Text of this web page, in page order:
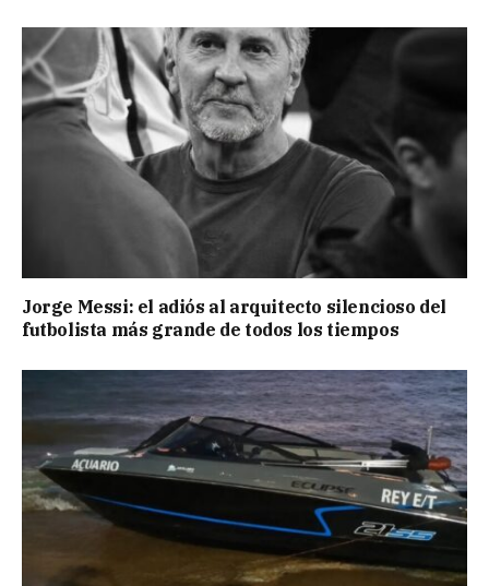
Jorge Messi: el adiós al arquitecto silencioso del
futbolista más grande de todos los tiempos